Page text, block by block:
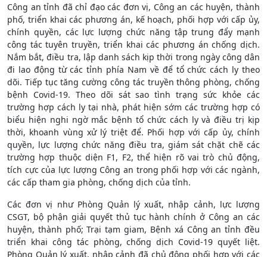
Công an tỉnh đã chỉ đạo các đơn vị, Công an các huyện, thành
phố, triển khai các phương án, kế hoạch, phối hợp với cấp ủy,
chính quyền, các lực lượng chức năng tập trung đẩy mạnh
công tác tuyên truyền, triển khai các phương án chống dịch.
Nắm bắt, điều tra, lập danh sách kịp thời trong ngày công dân
đi lao động từ các tỉnh phía Nam về để tổ chức cách ly theo
dõi. Tiếp tục tăng cường công tác truyền thông phòng, chống
bệnh Covid-19. Theo dõi sát sao tình trạng sức khỏe các
trường hợp cách ly tại nhà, phát hiện sớm các trường hợp có
biểu hiện nghi ngờ mắc bệnh tổ chức cách ly và điều trị kịp
thời, khoanh vùng xử lý triệt để. Phối hợp với cấp ủy, chính
quyền, lực lượng chức năng điều tra, giám sát chặt chẽ các
trường hợp thuộc diện F1, F2, thể hiện rõ vai trò chủ động,
tích cực của lực lượng Công an trong phối hợp với các ngành,
các cấp tham gia phòng, chống dịch của tỉnh.
Các đơn vị như Phòng Quản lý xuất, nhập cảnh, lực lượng
CSGT, bộ phận giải quyết thủ tục hành chính ở Công an các
huyện, thành phố; Trại tạm giam, Bệnh xá Công an tỉnh đều
triển khai công tác phòng, chống dịch Covid-19 quyết liệt.
Phòng Quản lý xuất, nhập cảnh đã chủ động phối hợp với các